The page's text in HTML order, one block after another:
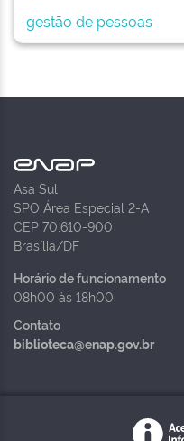
gestão de pessoas
Asa Sul
SPO Área Especial 2-A
CEP 70.610-900
Brasília/DF
Horário de funcionamento
08h00 às 18h00
Contato
biblioteca@enap.gov.br